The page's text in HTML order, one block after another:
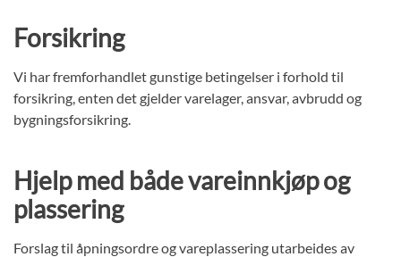
Forsikring
Vi har fremforhandlet gunstige betingelser i forhold til
forsikring, enten det gjelder varelager, ansvar, avbrudd og
bygningsforsikring.
Hjelp med både vareinnkjøp og
plassering
Forslag til åpningsordre og vareplassering utarbeides av